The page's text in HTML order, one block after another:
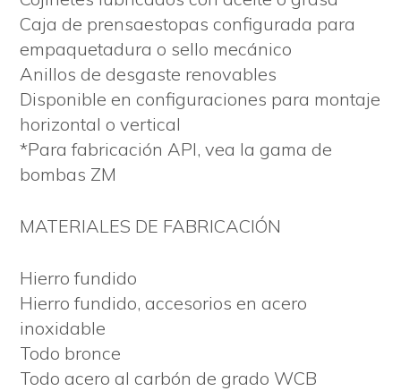
Caja de prensaestopas configurada para
empaquetadura o sello mecánico
Anillos de desgaste renovables
Disponible en configuraciones para montaje
horizontal o vertical
*Para fabricación API, vea la gama de
bombas ZM
MATERIALES DE FABRICACIÓN
Hierro fundido
Hierro fundido, accesorios en acero
inoxidable
Todo bronce
Todo acero al carbón de grado WCB